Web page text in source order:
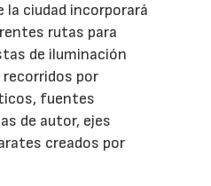
la ciudad incorporará
rutas para
de iluminación
por
fuentes
de autor, ejes
creados por